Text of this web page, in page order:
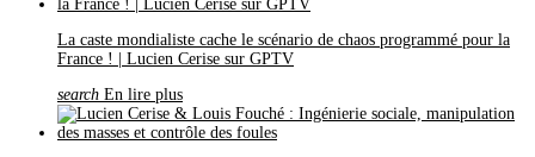
La caste mondialiste cache le scénario de chaos programmé pour la
France ! | Lucien Cerise sur GPTV
search En lire plus